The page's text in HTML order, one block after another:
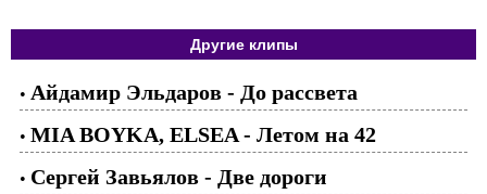
Другие клипы
• Айдамир Эльдаров - До рассвета
• MIA BOYKA, ELSEA - Летом на 42
• Сергей Завьялов - Две дороги